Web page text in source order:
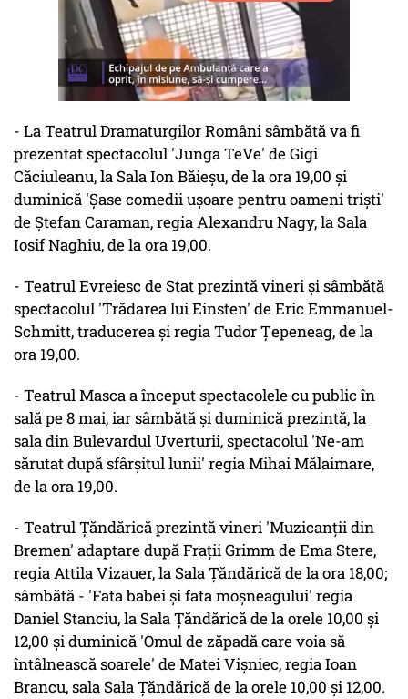
- La Teatrul Dramaturgilor Români sâmbătă va fi
prezentat spectacolul 'Junga TeVe' de Gigi
Căciuleanu, la Sala Ion Băieşu, de la ora 19,00 şi
duminică 'Şase comedii uşoare pentru oameni trişti'
de Ştefan Caraman, regia Alexandru Nagy, la Sala
Iosif Naghiu, de la ora 19,00.
- Teatrul Evreiesc de Stat prezintă vineri şi sâmbătă
spectacolul 'Trădarea lui Einsten' de Eric Emmanuel-
Schmitt, traducerea şi regia Tudor Ţepeneag, de la
ora 19,00.
- Teatrul Masca a început spectacolele cu public în
sală pe 8 mai, iar sâmbătă şi duminică prezintă, la
sala din Bulevardul Uverturii, spectacolul 'Ne-am
sărutat după sfârşitul lunii' regia Mihai Mălaimare,
de la ora 19,00.
- Teatrul Ţăndărică prezintă vineri 'Muzicanţii din
Bremen' adaptare după Fraţii Grimm de Ema Stere,
regia Attila Vizauer, la Sala Ţăndărică de la ora 18,00;
sâmbătă - 'Fata babei şi fata moşneagului' regia
Daniel Stanciu, la Sala Ţăndărică de la orele 10,00 şi
12,00 şi duminică 'Omul de zăpadă care voia să
întâlnească soarele' de Matei Vişniec, regia Ioan
Brancu, sala Sala Ţăndărică de la orele 10,00 şi 12,00.